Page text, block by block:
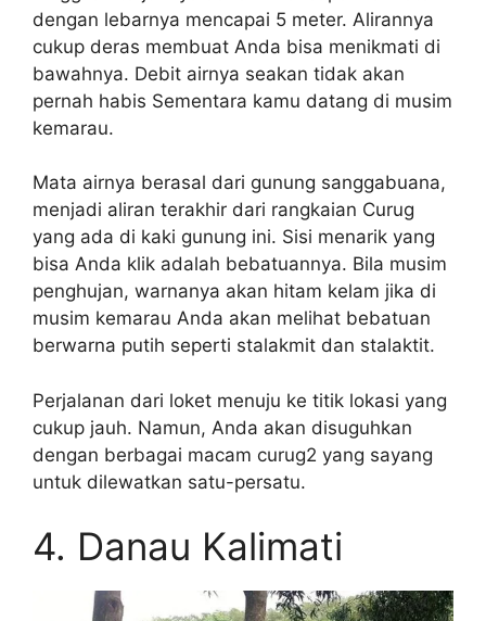
dengan lebarnya mencapai 5 meter. Alirannya
cukup deras membuat Anda bisa menikmati di
bawahnya. Debit airnya seakan tidak akan
pernah habis Sementara kamu datang di musim
kemarau.
Mata airnya berasal dari gunung sanggabuana,
menjadi aliran terakhir dari rangkaian Curug
yang ada di kaki gunung ini. Sisi menarik yang
bisa Anda klik adalah bebatuannya. Bila musim
penghujan, warnanya akan hitam kelam jika di
musim kemarau Anda akan melihat bebatuan
berwarna putih seperti stalakmit dan stalaktit.
Perjalanan dari loket menuju ke titik lokasi yang
cukup jauh. Namun, Anda akan disuguhkan
dengan berbagai macam curug2 yang sayang
untuk dilewatkan satu-persatu.
4. Danau Kalimati